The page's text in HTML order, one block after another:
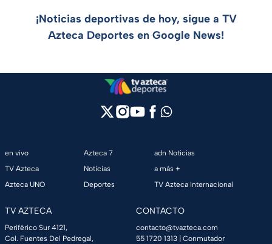
¡Noticias deportivas de hoy, sigue a TV
Azteca Deportes en Google News!
en vivo
TV Azteca
Azteca UNO
Azteca 7
Noticias
Deportes
adn Noticias
a más +
TV Azteca Internacional
TV AZTECA
Periférico Sur 4121,
Col. Fuentes Del Pedregal,
CONTACTO
contacto@tvazteca.com
55 1720 1313 | Conmutador